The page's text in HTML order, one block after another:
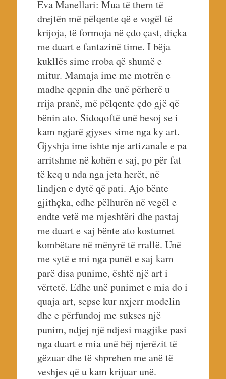
Eva Manellari: Mua të them të
drejtën më pëlqente që e vogël të
krijoja, të formoja në çdo çast, diçka
me duart e fantazinë time. I bëja
kukllës sime rroba që shumë e
mitur. Mamaja ime me motrën e
madhe qepnin dhe unë përherë u
rrija pranë, më pëlqente çdo gjë që
bënin ato. Sidoqoftë unë besoj se i
kam ngjarë gjyses sime nga ky art.
Gjyshja ime ishte nje artizanale e pa
arritshme në kohën e saj, po për fat
të keq u nda nga jeta herët, në
lindjen e dytë që pati. Ajo bënte
gjithçka, edhe pëlhurën në vegël e
endte vetë me mjeshtëri dhe pastaj
me duart e saj bënte ato kostumet
kombëtare në mënyrë të rrallë. Unë
me sytë e mi nga punët e saj kam
parë disa punime, është një art i
vërtetë. Edhe unë punimet e mia do i
quaja art, sepse kur nxjerr modelin
dhe e përfundoj me sukses një
punim, ndjej një ndjesi magjike pasi
nga duart e mia unë bëj njerëzit të
gëzuar dhe të shprehen me anë të
veshjes që u kam krijuar unë.